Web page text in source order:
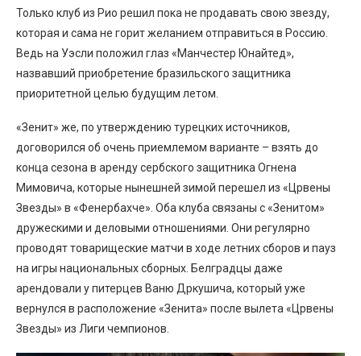
Только клуб из Рио решил пока не продавать свою звезду,
которая и сама не горит желанием отправиться в Россию.
Ведь на Уэсли положил глаз «Манчестер Юнайтед»,
назвавший приобретение бразильского защитника
приоритетной целью будущим летом.
«Зенит» же, по утверждению турецких источников,
договорился об очень приемлемом варианте – взять до
конца сезона в аренду сербского защитника Огнена
Мимовича, которые нынешней зимой перешел из «Црвены
Звезды» в «Фенербахче». Оба клуба связаны с «Зенитом»
дружескими и деловыми отношениями. Они регулярно
проводят товарищеские матчи в ходе летних сборов и пауз
на игры национальных сборных. Белградцы даже
арендовали у питерцев Ваню Дркушича, который уже
вернулся в расположение «Зенита» после вылета «Црвены
Звезды» из Лиги чемпионов.